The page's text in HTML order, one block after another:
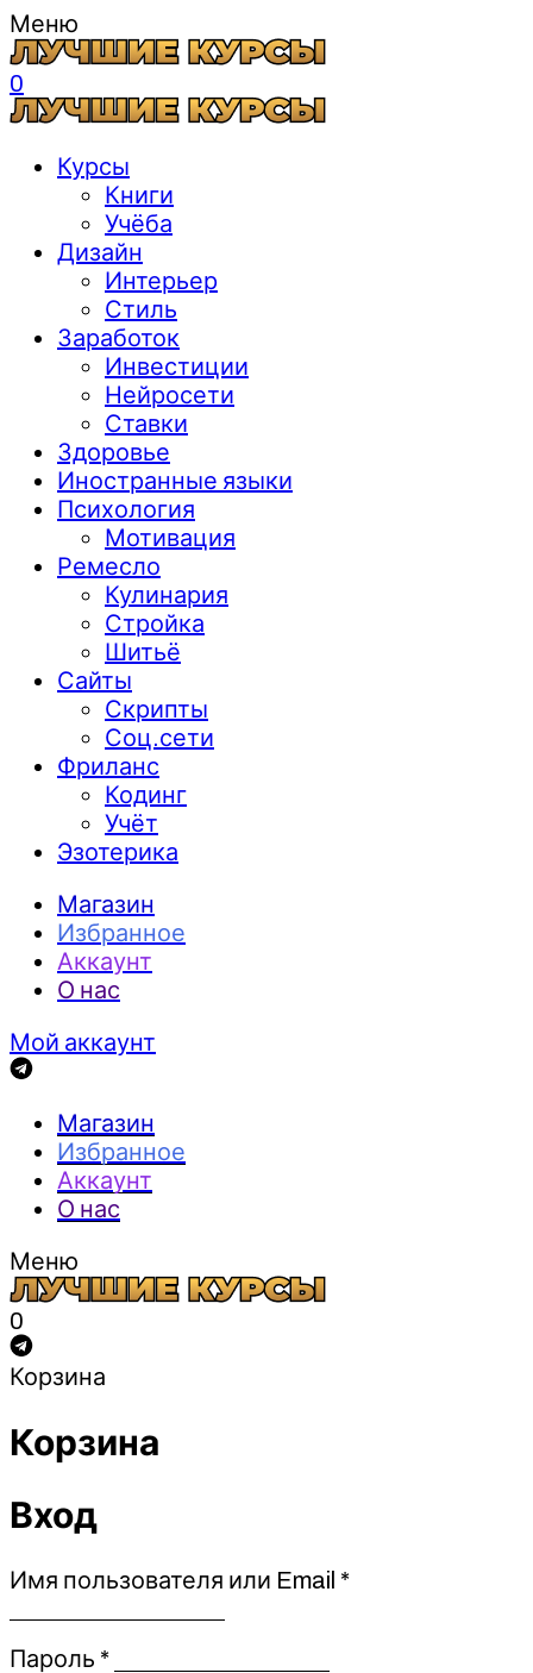
Меню
0
Курсы
Книги
Учёба
Дизайн
Интерьер
Стиль
Заработок
Инвестиции
Нейросети
Ставки
Здоровье
Иностранные языки
Психология
Мотивация
Ремесло
Кулинария
Стройка
Шитьё
Сайты
Скрипты
Соц.сети
Фриланс
Кодинг
Учёт
Эзотерика
Магазин
Избранное
Аккаунт
О нас
Мой аккаунт
Магазин
Избранное
Аккаунт
О нас
Меню
0
Корзина
Корзина
Вход
Имя пользователя или Email *Обязательно
Пароль *Обязательно